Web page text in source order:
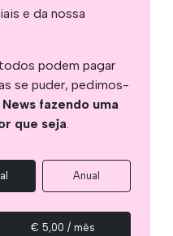
e da nossa
podem pagar
se puder, pedimos-
fazendo uma
que seja.
Anual
€ 5,00 / mês